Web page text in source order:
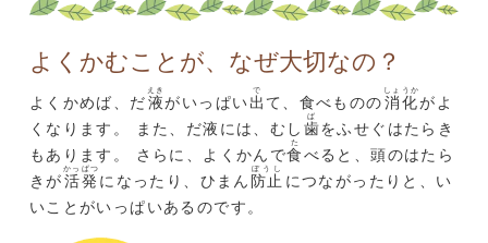
よくかむことが、なぜ大切なの？
よくかめば、だ液
えき
がいっぱい出
で
て、食べものの消化
しょうか
がよ
くなります。 また、だ液には、むし 歯
ば
をふせぐはたらき
もあります。 さらに、よくかんで食
た
べると、頭のはたら
きが活発
かっぱつ
になったり、ひまん 防止
ぼうし
につながったりと、い
いことがいっぱいあるのです。